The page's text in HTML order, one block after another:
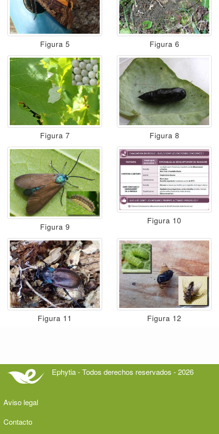
Figura 5 Figura 6
Figura 7 Figura 8
Figura 9
Figura 10
Figura 11 Figura 12
Ephytia - Todos derechos reservados - 2026
Aviso legal
Contacto